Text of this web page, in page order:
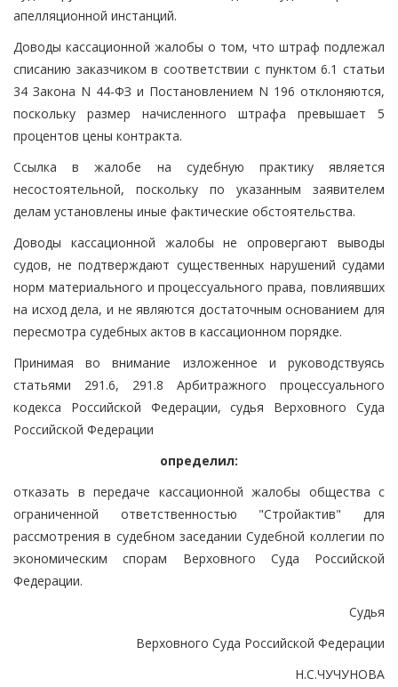
апелляционной инстанций.
Доводы кассационной жалобы о том, что штраф подлежал
списанию заказчиком в соответствии с пунктом 6.1 статьи
34 Закона N 44-ФЗ и Постановлением N 196 отклоняются,
поскольку размер начисленного штрафа превышает 5
процентов цены контракта.
Ссылка в жалобе на судебную практику является
несостоятельной, поскольку по указанным заявителем
делам установлены иные фактические обстоятельства.
Доводы кассационной жалобы не опровергают выводы
судов, не подтверждают существенных нарушений судами
норм материального и процессуального права, повлиявших
на исход дела, и не являются достаточным основанием для
пересмотра судебных актов в кассационном порядке.
Принимая во внимание изложенное и руководствуясь
статьями 291.6, 291.8 Арбитражного процессуального
кодекса Российской Федерации, судья Верховного Суда
Российской Федерации
определил:
отказать в передаче кассационной жалобы общества с
ограниченной ответственностью "Стройактив" для
рассмотрения в судебном заседании Судебной коллегии по
экономическим спорам Верховного Суда Российской
Федерации.
Судья
Верховного Суда Российской Федерации
Н.С.ЧУЧУНОВА